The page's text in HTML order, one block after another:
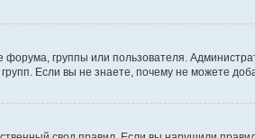
группы или пользователя.
Если вы не знаете, почему не можете